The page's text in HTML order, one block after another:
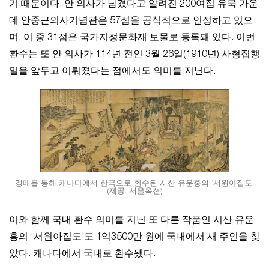
기 때문이다. 안 의사가 남겼다고 알려진 200여점 유묵 가운
데 안중근의사기념관은 57점을 공식적으로 인정하고 있으
며, 이 중 31점은 국가지정문화재 보물로 등록돼 있다. 이번
환수는 또 안 의사가 114년 전인 3월 26일(1910년) 사형집행
일을 앞두고 이뤄졌다는 점에서도 의미를 지닌다.
경매를 통해 캐나다에서 한국으로 환수된 시산 유운홍의 ‘서원아집도’
(제공. 서울옥션)
이와 함께 국내 환수 의미를 지닌 또 다른 작품인 시산 유운
홍의 ‘서원아집도’도 1억3500만 원에 국내에서 새 주인을 찾
았다. 캐나다에서 국내로 환수됐다.